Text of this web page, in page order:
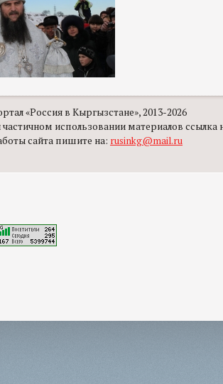
«Россия в Кыргызстане», 2013-2026
использовании материалов ссылка
сайта пишите на: rusinkg@mail.ru